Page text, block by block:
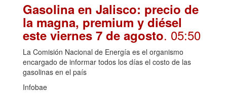
Gasolina en Jalisco: precio de
la magna, premium y diésel
este viernes 7 de agosto. 05:50
La Comisión Nacional de Energía es el organismo
encargado de informar todos los días el costo de las
gasolinas en el país
Infobae